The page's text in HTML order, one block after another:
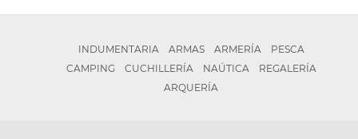
INDUMENTARIA ARMAS ARMERÍA
PESCA
CAMPING
CUCHILLERÍA NAÚTICA
REGALERÍA
ARQUERÍA